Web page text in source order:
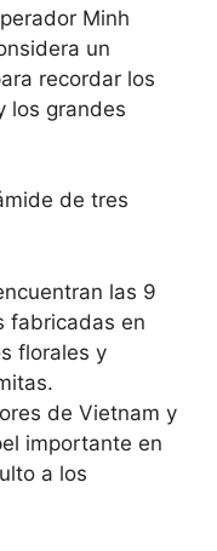
Minh
un
recordar los
los grandes
de tres
las 9
fabricadas en
florales y
de Vietnam y
importante en
a los